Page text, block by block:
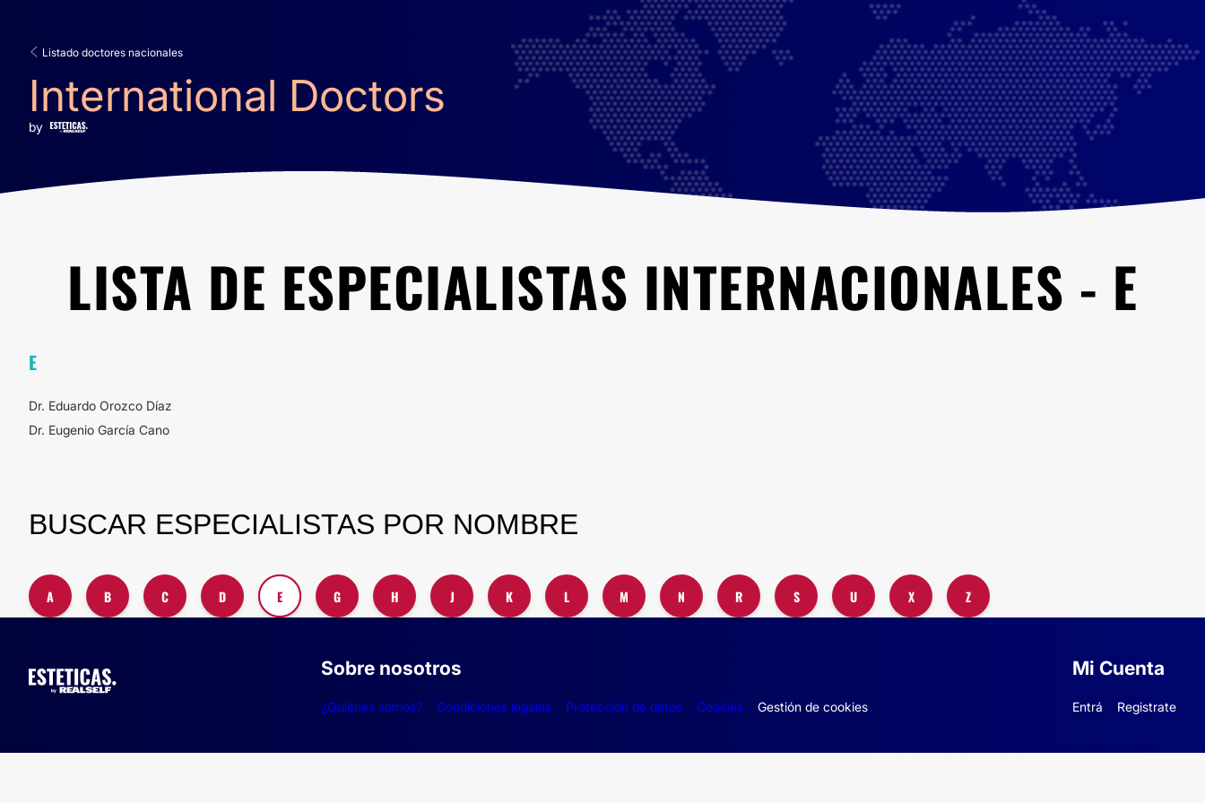
Listado doctores nacionales
International Doctors
by
LISTA DE ESPECIALISTAS INTERNACIONALES - E
E
Dr. Eduardo Orozco Díaz
Dr. Eugenio García Cano
BUSCAR ESPECIALISTAS POR NOMBRE
A B C D E G H J K L M N R S U X Z
Sobre nosotros
¿Quiénes somos? Condiciones legales Protección de datos Cookies Gestión de cookies
Mi Cuenta
Entrá Registrate